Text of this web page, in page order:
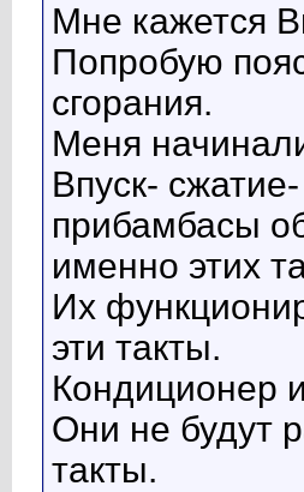
Мне кажется
Попробую
сгорания.
Меня
Впуск-
прибамбасы
именно этих
Их
эти такты.
Кондиционер
Они не будут
такты.